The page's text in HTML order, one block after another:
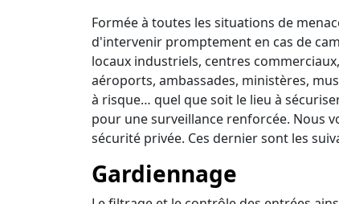
Formée à toutes les situations de
d'intervenir promptement en cas de
locaux industriels, centres
aéroports, ambassades, ministères,
à risque… quel que soit le lieu à
pour une surveillance renforcée. Nous
sécurité privée. Ces dernier sont les
Gardiennage